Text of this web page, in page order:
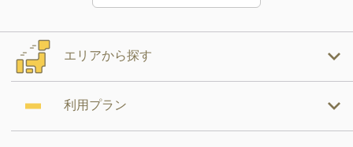
エリアから探す
利用プラン